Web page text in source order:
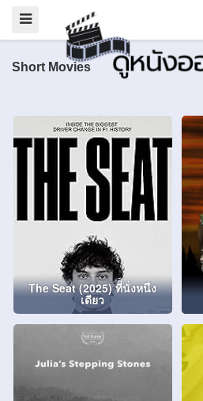
Short Movies
The Seat (2025) ที่นั่งหนึ่ง
เดียว